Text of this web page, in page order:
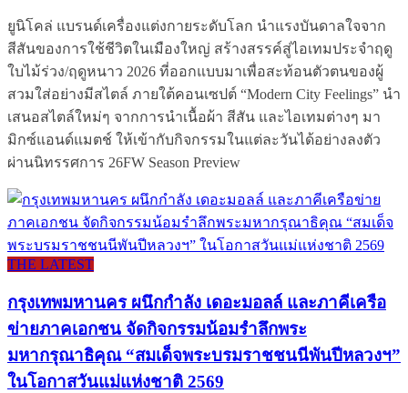
ยูนิโคล่ แบรนด์เครื่องแต่งกายระดับโลก นำแรงบันดาลใจจาก
สีสันของการใช้ชีวิตในเมืองใหญ่ สร้างสรรค์สู่ไอเทมประจำฤดู
ใบไม้ร่วง/ฤดูหนาว 2026 ที่ออกแบบมาเพื่อสะท้อนตัวตนของผู้
สวมใส่อย่างมีสไตล์ ภายใต้คอนเซปต์ “Modern City Feelings” นำ
เสนอสไตล์ใหม่ๆ จากการนำเนื้อผ้า สีสัน และไอเทมต่างๆ มา
มิกซ์แอนด์แมตช์ ให้เข้ากับกิจกรรมในแต่ละวันได้อย่างลงตัว
ผ่านนิทรรศการ 26FW Season Preview
THE LATEST
กรุงเทพมหานคร ผนึกกำลัง เดอะมอลล์ และภาคีเครือ
ข่ายภาคเอกชน จัดกิจกรรมน้อมรำลึกพระ
มหากรุณาธิคุณ “สมเด็จพระบรมราชชนนีพันปีหลวงฯ”
ในโอกาสวันแม่แห่งชาติ 2569